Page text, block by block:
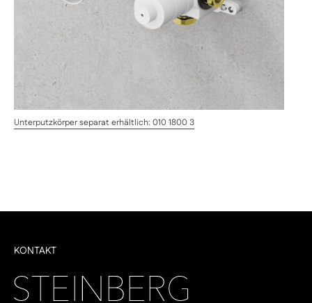
Unterputzkörper separat erhältlich: 010 1800 3
KONTAKT